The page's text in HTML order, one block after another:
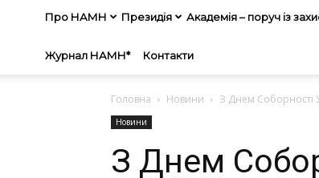
Про НАМН Президія Академія – поруч із
Журнал НАМН* Контакти
Головна Новини З Днем Соборності
Новини
З Днем